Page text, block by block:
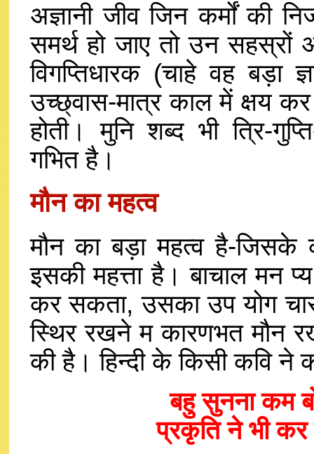
अज्ञानी जीव जिन कर्मों की
समर्थ हो जाए तो उन सहस्रों
विगप्तिधारक (चाहे वह बड़ा
उच्छ्वास-मात्र काल में क्षय कर
होती। मुनि शब्द भी त्रि-
गभित है।
मौन का महत्व
मौन का बड़ा महत्व है-जिसके
इसकी महत्ता है। बाचाल मन
कर सकता, उसका उप योग
स्थिर रखने म कारणभत मौन
की है। हिन्दी के किसी कवि ने
बहु सुनना कम
प्रकृति ने भी